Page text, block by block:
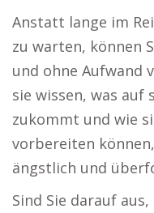
Anstatt lange im
zu warten, können
und ohne Aufwand
sie wissen, was auf
zukommt und wie
vorbereiten
ängstlich und
Sind Sie darauf